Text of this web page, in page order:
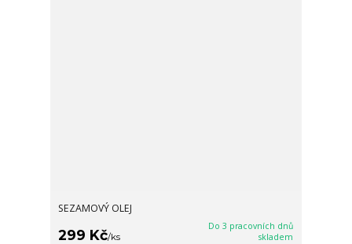
SEZAMOVÝ OLEJ
299 Kč/ks
Do 3 pracovních dnů
skladem